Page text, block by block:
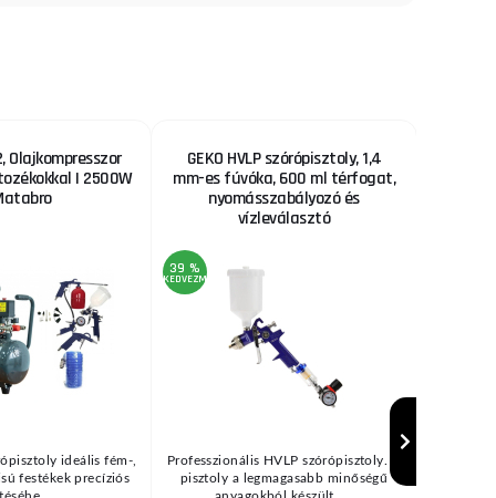
Olajkompresszor
| 2500W
ideális fém-,
festékek precíziós
GEKO HVLP szórópisztoly, 1,4
mm-es fúvóka, 600 ml térfogat,
nyomásszabályozó és
vízleválasztó
39 %
KEDVEZMÉNY
Professzionális HVLP szórópisztoly. A
pisztoly a legmagasabb minőségű